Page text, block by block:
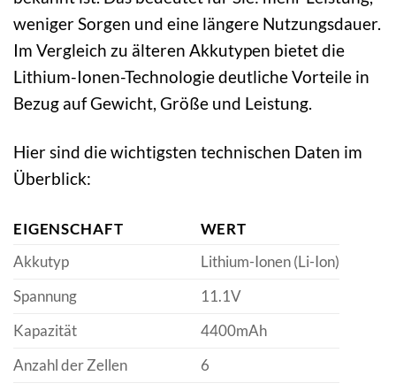
weniger Sorgen und eine längere Nutzungsdauer.
Im Vergleich zu älteren Akkutypen bietet die
Lithium-Ionen-Technologie deutliche Vorteile in
Bezug auf Gewicht, Größe und Leistung.
Hier sind die wichtigsten technischen Daten im
Überblick:
EIGENSCHAFT
WERT
Akkutyp
Lithium-Ionen (Li-Ion)
Spannung
11.1V
Kapazität
4400mAh
Anzahl der Zellen
6